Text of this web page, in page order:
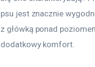
psu jest znacznie
z główką ponad
dodatkowy komfort.